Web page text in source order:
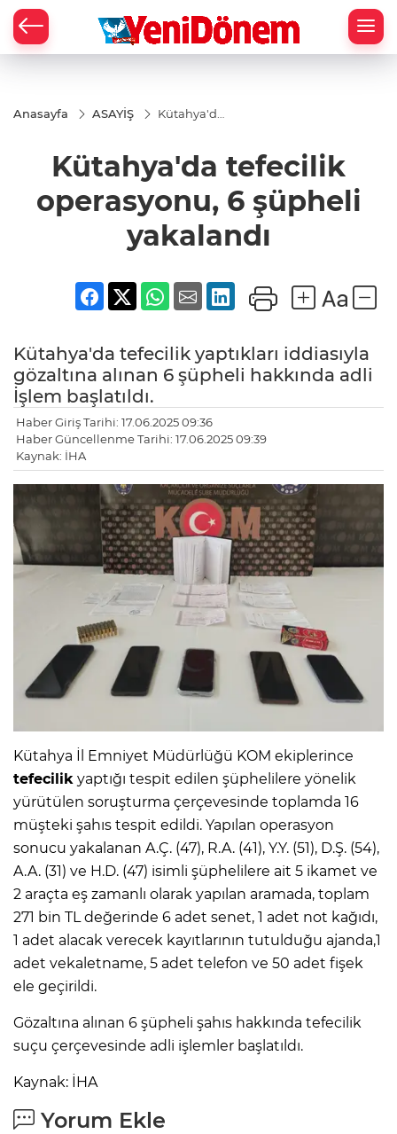
Anasayfa ASAYİŞ
Kütahya'da
6 şüpheli
yakalandı
Kütahya'da tefecilik
operasyonu, 6 şüpheli
yakalandı
Kütahya'da tefecilik yaptıkları iddiasıyla
gözaltına alınan 6 şüpheli hakkında adli
İşlem başlatıldı.
Haber Giriş Tarihi: 17.06.2025 09:36
Haber Güncellenme Tarihi: 17.06.2025 09:39
Kaynak: İHA
Kütahya İl Emniyet Müdürlüğü KOM ekiplerince
tefecilik yaptığı tespit edilen şüphelilere yönelik
yürütülen soruşturma çerçevesinde toplamda 16
müşteki şahıs tespit edildi. Yapılan operasyon
sonucu yakalanan A.Ç. (47), R.A. (41), Y.Y. (51), D.Ş. (54),
A.A. (31) ve H.D. (47) isimli şüphelilere ait 5 ikamet ve
2 araçta eş zamanlı olarak yapılan aramada, toplam
271 bin TL değerinde 6 adet senet, 1 adet not kağıdı,
1 adet alacak verecek kayıtlarının tutulduğu ajanda,1
adet vekaletname, 5 adet telefon ve 50 adet fişek
ele geçirildi.
Gözaltına alınan 6 şüpheli şahıs hakkında tefecilik
suçu çerçevesinde adli işlemler başlatıldı.
Kaynak: İHA
Yorum Ekle